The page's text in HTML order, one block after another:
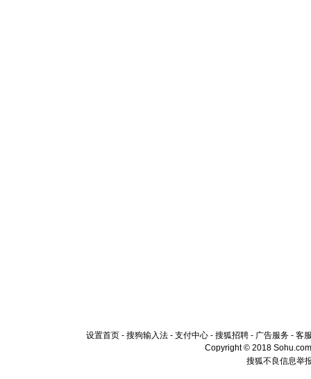
设置首页 - 搜狗输入法 - 支付中心 - 搜狐招聘 - 广告服务 - 客
Copyright © 2018
搜狐不良信息举